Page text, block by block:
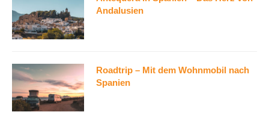
Andalusien
Roadtrip – Mit dem Wohnmobil nach
Spanien